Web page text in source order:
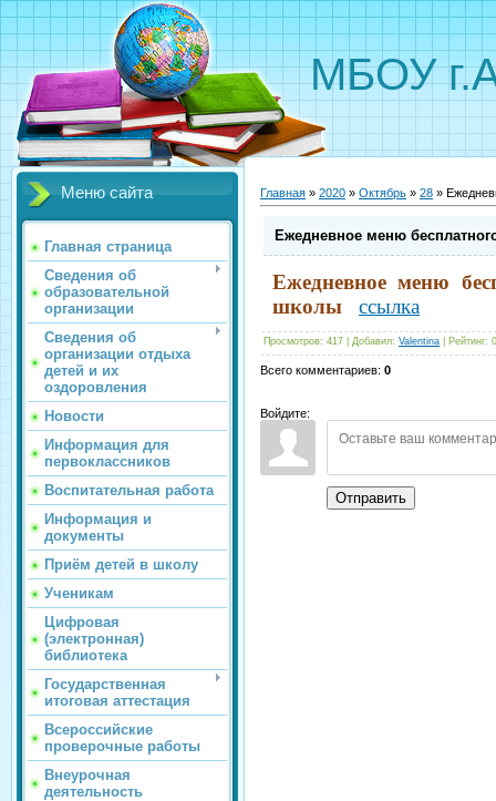
МБОУ
Меню сайта
Главная страница
Сведения об
образовательной
организации
Сведения об
организации отдыха
детей и их
оздоровления
Новости
Информация для
первоклассников
Воспитательная работа
Информация и
документы
Приём детей в школу
Ученикам
Цифровая
(электронная)
библиотека
Государственная
итоговая аттестация
Всероссийские
проверочные работы
Внеурочная
деятельность
Главная » 2020 » Октябрь » 28 »
Ежедневное меню
Ежедневное меню
школы
ссылка
Просмотров: 417 Добавил: Valentina Рейтинг:
Всего комментариев: 0
Войдите:
Отправить